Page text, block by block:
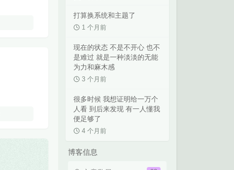
打算换系统和主题了
1 个月前
现在的状态 不是不开心 也不
是难过 就是一种淡淡的无能
为力和麻木感
3 个月前
很多时候 我想证明给一万个
人看 到后来发现 有一人懂我
便足够了
4 个月前
博客信息